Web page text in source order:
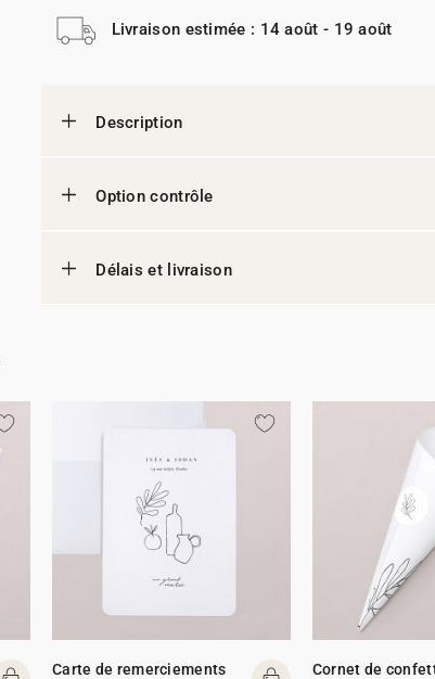
Livraison estimée : 14 août - 19 août
Description
Option contrôle
Délais et livraison
Carte de remerciements Cornet de